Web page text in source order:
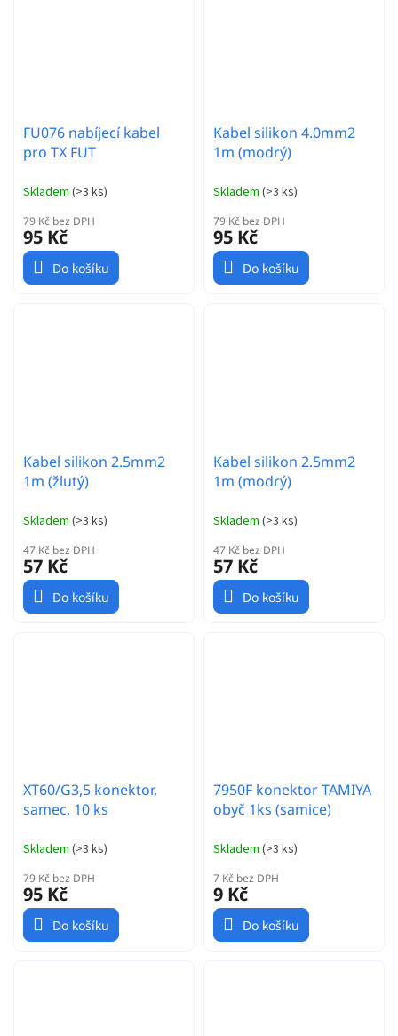
FU076 nabíjecí kabel
pro TX FUT
Skladem (>3 ks)
79 Kč bez DPH
95 Kč
Do košíku
Kabel silikon 4.0mm2
1m (modrý)
Skladem (>3 ks)
79 Kč bez DPH
95 Kč
Do košíku
Kabel silikon 2.5mm2
1m (žlutý)
Skladem (>3 ks)
47 Kč bez DPH
57 Kč
Do košíku
Kabel silikon 2.5mm2
1m (modrý)
Skladem (>3 ks)
47 Kč bez DPH
57 Kč
Do košíku
XT60/G3,5 konektor,
samec, 10 ks
Skladem (>3 ks)
79 Kč bez DPH
95 Kč
Do košíku
7950F konektor TAMIYA
obyč 1ks (samice)
Skladem (>3 ks)
7 Kč bez DPH
9 Kč
Do košíku